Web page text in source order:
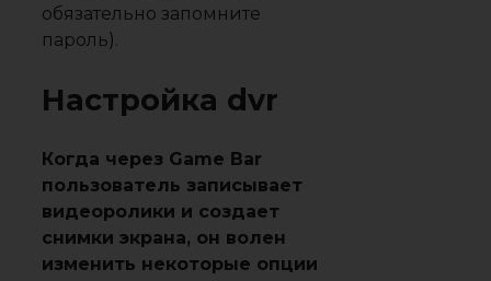
обязательно запомните
пароль).
Настройка dvr
Когда через Game Bar
пользователь записывает
видеоролики и создает
снимки экрана, он волен
изменить некоторые опции